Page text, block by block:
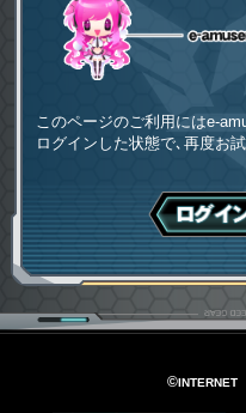
このページのご利用にはe-
ログインした状態で､再度お試
ログイン
©INTERNET